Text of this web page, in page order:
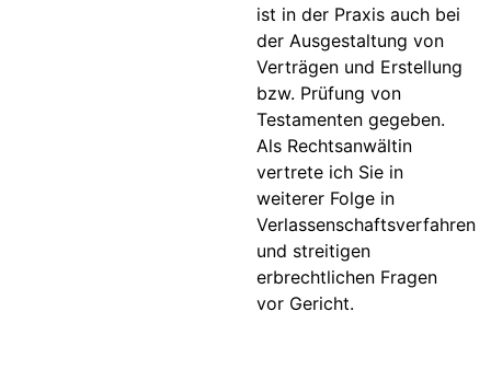
ist in der Praxis auch bei
der Ausgestaltung von
Verträgen und Erstellung
bzw. Prüfung von
Testamenten gegeben.
Als Rechtsanwältin
vertrete ich Sie in
weiterer Folge in
Verlassenschaftsverfahren
und streitigen
erbrechtlichen Fragen
vor Gericht.